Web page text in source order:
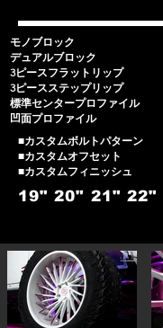
モノブロック
デュアルブロック
3ピースフラットリップ
3ピースステップリップ
標準センタープロファイル
凹面プロファイル
■カスタムボルトパターン
■カスタムオフセット
■カスタムフィニッシュ
19"20" 21"22"